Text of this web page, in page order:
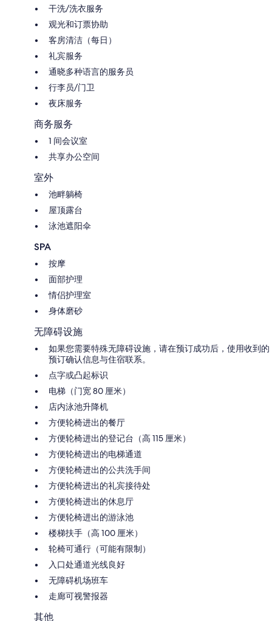
干洗/洗衣服务
观光和订票协助
客房清洁（每日）
礼宾服务
通晓多种语言的服务员
行李员/门卫
夜床服务
商务服务
1 间会议室
共享办公空间
室外
池畔躺椅
屋顶露台
泳池遮阳伞
SPA
按摩
面部护理
情侣护理室
身体磨砂
无障碍设施
如果您需要特殊无障碍设施，请在预订成功后，使用收到的
预订确认信息与住宿联系。
点字或凸起标识
电梯（门宽 80 厘米）
店内泳池升降机
方便轮椅进出的餐厅
方便轮椅进出的登记台（高 115 厘米）
方便轮椅进出的电梯通道
方便轮椅进出的公共洗手间
方便轮椅进出的礼宾接待处
方便轮椅进出的休息厅
方便轮椅进出的游泳池
楼梯扶手（高 100 厘米）
轮椅可通行（可能有限制）
入口处通道光线良好
无障碍机场班车
走廊可视警报器
其他